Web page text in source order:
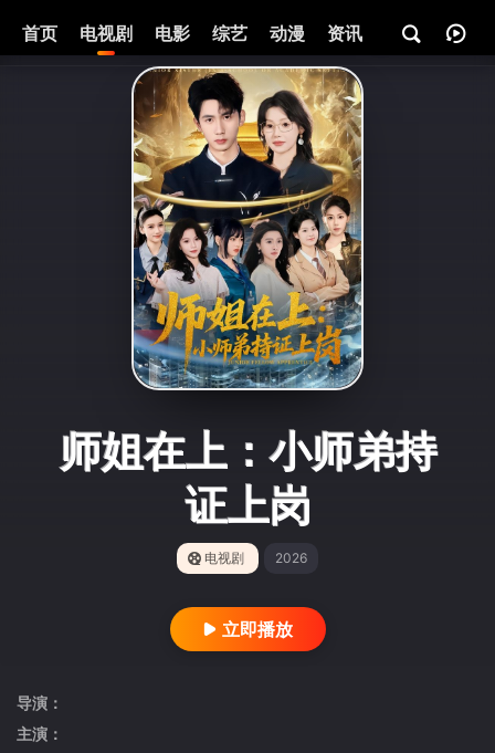
首页 电视剧 电影 综艺 动漫 资讯
师姐在上：小师弟持
证上岗
电视剧 2026
立即播放
导演：
主演：